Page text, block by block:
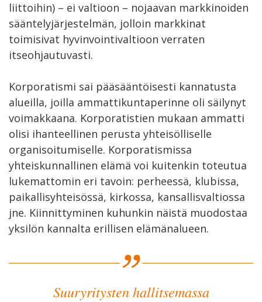
liittoihin) – ei valtioon – nojaavan markkinoiden
sääntelyjärjestelmän, jolloin markkinat
toimisivat hyvinvointivaltioon verraten
itseohjautuvasti.
Korporatismi sai pääsääntöisesti kannatusta
alueilla, joilla ammattikuntaperinne oli säilynyt
voimakkaana. Korporatistien mukaan ammatti
olisi ihanteellinen perusta yhteisölliselle
organisoitumiselle. Korporatismissa
yhteiskunnallinen elämä voi kuitenkin toteutua
lukemattomin eri tavoin: perheessä, klubissa,
paikallisyhteisössä, kirkossa, kansallisvaltiossa
jne. Kiinnittyminen kuhunkin näistä muodostaa
yksilön kannalta erillisen elämänalueen.
Suuryritysten hallitsemassa